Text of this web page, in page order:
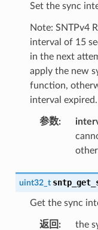
Set the sync
Note: SNTPv4
interval of 15
in the next
apply the new
function,
interval expired.
参数:
uint32_t
Get the sync
返回 : the